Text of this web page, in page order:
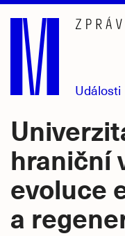
Přejít
hlavní
obsah
Události
hraniční
evoluce
a